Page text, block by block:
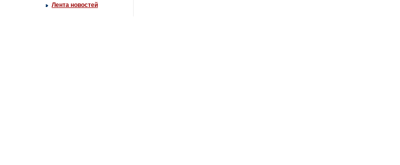
Лента новостей